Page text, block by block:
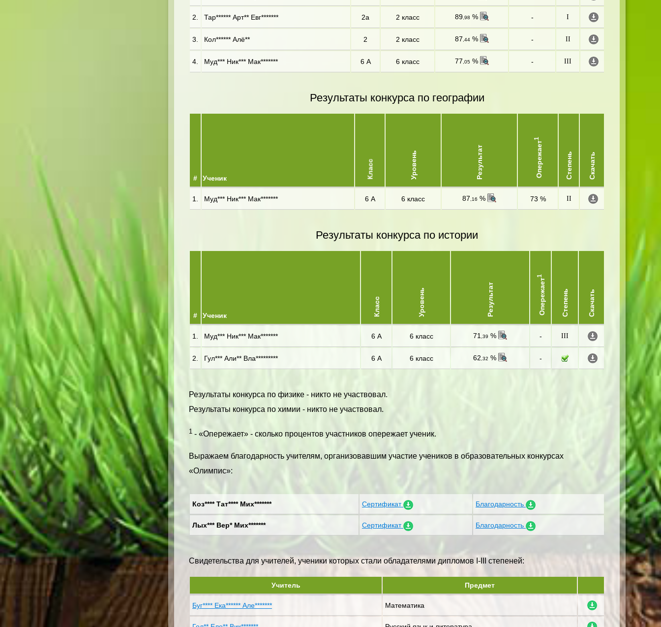
2. Тар****** Арт** Евг******* 2а 2 класс 89,98 % - I
3. Кол****** Алё** 2 2 класс 87 ,44% - II
4. Муд*** Ник*** Мак******* 6 А 6 класс 77 ,05% - III
Результаты конкурса по географии
# Ученик Класс Уровень Результат Опережает
1
Степень Скачать
1. Муд*** Ник*** Мак******* 6 А 6 класс 87 ,16 % 73 % II
Результаты конкурса по истории
# Ученик Класс Уровень Результат Опережает
1
Степень Скачать
1. Муд*** Ник*** Мак******* 6 А 6 класс 71 ,39 % - III
2. Гул*** Али** Вла********* 6 А 6 класс 62 ,32 % -
Результаты конкурса по физике - никто не участвовал.
Результаты конкурса по химии - никто не участвовал.
1 - «Опережает» - сколько процентов участников опережает ученик.
Выражаем благодарность учителям, организовавшим участие учеников в образовательных конкурсах
«Олимпис»:
Коз**** Тат**** Мих******* Сертификат Благодарность
Лых*** Вер* Мих******* Сертификат Благодарность
Свидетельства для учителей, ученики которых стали обладателями дипломов I-III степеней:
Учитель Предмет
Буг**** Ека****** Але******* Математика